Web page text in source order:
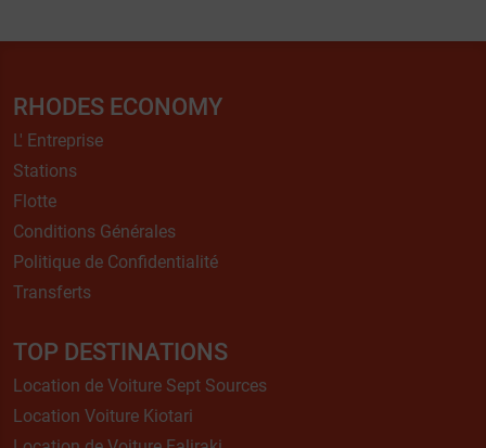
RHODES ECONOMY
L' Entreprise
Stations
Flotte
Conditions Générales
Politique de Confidentialité
Transferts
TOP DESTINATIONS
Location de Voiture Sept Sources
Location Voiture Kiotari